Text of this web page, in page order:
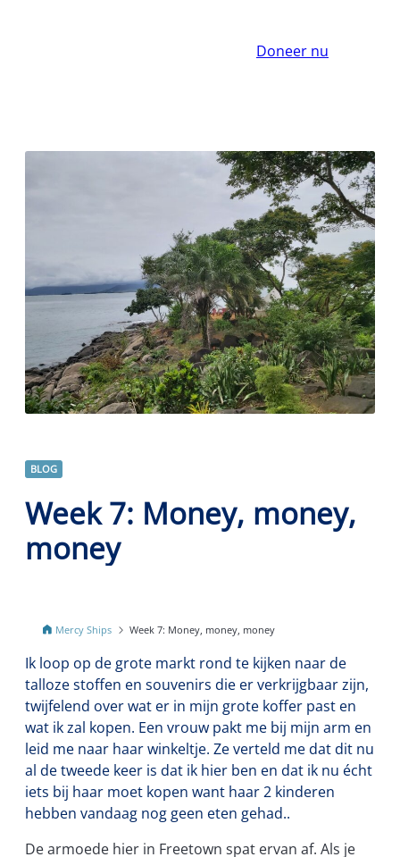
Doneer nu
BLOG
Week 7: Money, money,
money
Mercy Ships Week 7: Money, money, money
Ik loop op de grote markt rond te kijken naar de
talloze stoffen en souvenirs die er verkrijgbaar zijn,
twijfelend over wat er in mijn grote koffer past en
wat ik zal kopen. Een vrouw pakt me bij mijn arm en
leid me naar haar winkeltje. Ze verteld me dat dit nu
al de tweede keer is dat ik hier ben en dat ik nu écht
iets bij haar moet kopen want haar 2 kinderen
hebben vandaag nog geen eten gehad..
De armoede hier in Freetown spat ervan af. Als je